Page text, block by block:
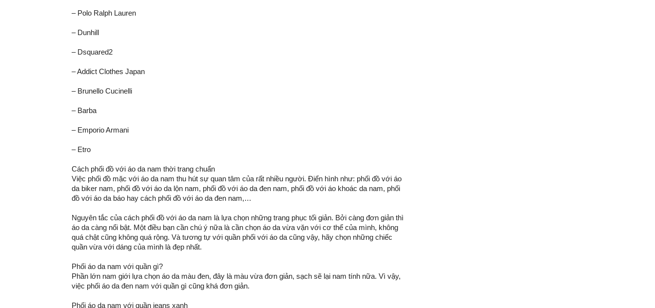
– Polo Ralph Lauren
– Dunhill
– Dsquared2
– Addict Clothes Japan
– Brunello Cucinelli
– Barba
– Emporio Armani
– Etro
Cách phối đồ với áo da nam thời trang chuẩn
Việc phối đồ mặc với áo da nam thu hút sự quan tâm của rất nhiều người. Điển hình như: phối đồ với áo
da biker nam, phối đồ với áo da lộn nam, phối đồ với áo da đen nam, phối đồ với áo khoác da nam, phối
đồ với áo da báo hay cách phối đồ với áo da đen nam,…
Nguyên tắc của cách phối đồ với áo da nam là lựa chọn những trang phục tối giản. Bởi càng đơn giản thì
áo da càng nổi bật. Một điều bạn cần chú ý nữa là cần chọn áo da vừa vặn với cơ thể của mình, không
quá chật cũng không quá rộng. Và tương tự với quần phối với áo da cũng vậy, hãy chọn những chiếc
quần vừa với dáng của mình là đẹp nhất.
Phối áo da nam với quần gì?
Phần lớn nam giới lựa chọn áo da màu đen, đây là màu vừa đơn giản, sạch sẽ lại nam tính nữa. Vì vậy,
việc phối áo da đen nam với quần gì cũng khá đơn giản.
Phối áo da nam với quần jeans xanh